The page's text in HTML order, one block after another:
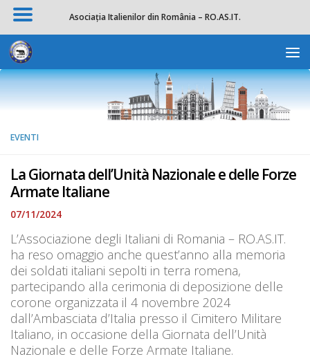
Apri la
Salta al contenuto
EVENTI
La Giornata dell’Unità Nazionale e delle Forze
Armate Italiane
07/11/2024
L’Associazione degli Italiani di Romania – RO.AS.IT.
ha reso omaggio anche quest’anno alla memoria
dei soldati italiani sepolti in terra romena,
partecipando alla cerimonia di deposizione delle
corone organizzata il 4 novembre 2024
dall’Ambasciata d’Italia presso il Cimitero Militare
Italiano, in occasione della Giornata dell’Unità
Nazionale e delle Forze Armate Italiane.
Asociația Italienilor din România – RO.AS.IT.